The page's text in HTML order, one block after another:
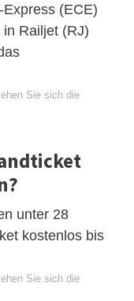
(ECE)
Railjet (RJ)
Sie sich die
unter 28
kostenlos bis
Sie sich die